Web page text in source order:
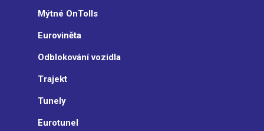
Mýtné OnTolls
Euroviněta
Odblokování vozidla
Trajekt
Tunely
Eurotunel